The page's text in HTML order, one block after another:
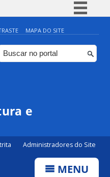
Simplifique!
Comunica BR
Participe
MAPA DO SITE
e
Administradores do Site
MENU